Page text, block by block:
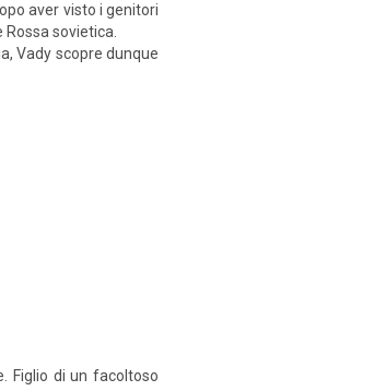
aver visto i genitori
sovietica.
Vady scopre dunque
Figlio di un facoltoso